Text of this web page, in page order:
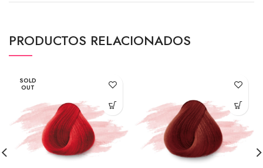
PRODUCTOS RELACIONADOS
SOLD
OUT